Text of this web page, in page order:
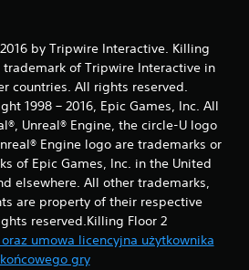
by Tripwire Interactive. Killing
trademark of Tripwire Interactive in
countries. All rights reserved.
1998 – 2016, Epic Games, Inc. All
Unreal® Engine, the circle-U logo
Engine logo are trade­marks or
of Epic Games, Inc. in the United
elsewhere. All other trademarks,
are property of their respective
reserved.Killing Floor 2
umowa licencyjna użytkownika
końcowego gry